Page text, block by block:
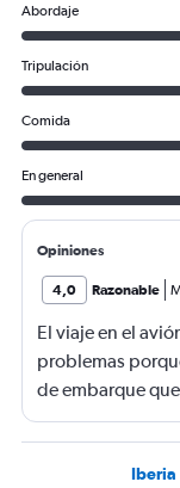
Abordaje
Tripulación
Comida
En general
Opiniones
4,0 Razonable
El viaje en el
problemas
de embarque
completas
los tenía casi
nos dejó pasar
Iberia